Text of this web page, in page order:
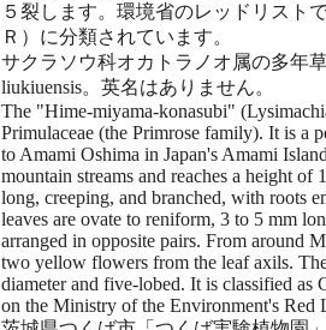
５裂します。環境省のレッドリスト
Ｒ）に分類されています。
サクラソウ科オカトラノオ属の多年
liukiuensis。英名はありません。
The "Hime-miyama-konasubi"
Primulaceae (the Primrose family). It is a
to Amami Oshima in Japan's Amami
mountain streams and reaches a height of
long, creeping, and branched, with roots
leaves are ovate to reniform, 3 to 5 mm
arranged in opposite pairs. From around
two yellow flowers from the leaf axils.
diameter and five-lobed. It is classified as
on the Ministry of the Environment's Red